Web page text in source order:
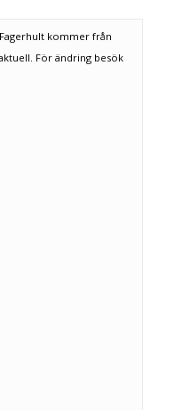
kommer från
För ändring besök